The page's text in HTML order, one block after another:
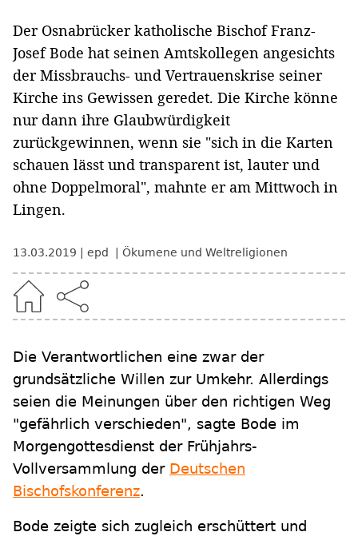
Der Osnabrücker katholische Bischof Franz-
Josef Bode hat seinen Amtskollegen angesichts
der Missbrauchs- und Vertrauenskrise seiner
Kirche ins Gewissen geredet. Die Kirche könne
nur dann ihre Glaubwürdigkeit
zurückgewinnen, wenn sie "sich in die Karten
schauen lässt und transparent ist, lauter und
ohne Doppelmoral", mahnte er am Mittwoch in
Lingen.
13.03.2019 epd Ökumene und Weltreligionen
Die Verantwortlichen eine zwar der
grundsätzliche Willen zur Umkehr. Allerdings
seien die Meinungen über den richtigen Weg
"gefährlich verschieden", sagte Bode im
Morgengottesdienst der Frühjahrs-
Vollversammlung der Deutschen
Bischofskonferenz.
Bode zeigte sich zugleich erschüttert und